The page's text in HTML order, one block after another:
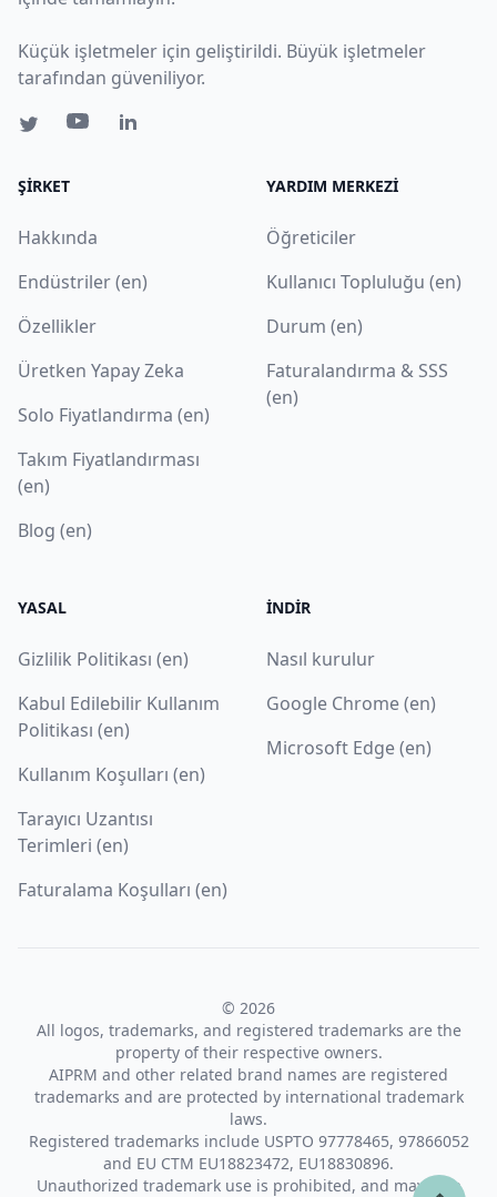
Küçük işletmeler için geliştirildi. Büyük işletmeler
tarafından güveniliyor.
ŞIRKET
Hakkında
Endüstriler (en)
Özellikler
Üretken Yapay Zeka
Solo Fiyatlandırma (en)
Takım Fiyatlandırması
(en)
Blog (en)
YARDIM MERKEZI
Öğreticiler
Kullanıcı Topluluğu (en)
Durum (en)
Faturalandırma & SSS
(en)
YASAL
Gizlilik Politikası (en)
Kabul Edilebilir Kullanım
Politikası (en)
Kullanım Koşulları (en)
Tarayıcı Uzantısı
Terimleri (en)
Faturalama Koşulları (en)
İNDIR
Nasıl kurulur
Google Chrome (en)
Microsoft Edge (en)
© 2026
All logos, trademarks, and registered trademarks are the
property of their respective owners.
AIPRM and other related brand names are registered
trademarks and are protected by international trademark
laws.
Registered trademarks include USPTO 97778465, 97866052
and EU CTM EU18823472, EU18830896.
Unauthorized trademark use is prohibited, and may be a